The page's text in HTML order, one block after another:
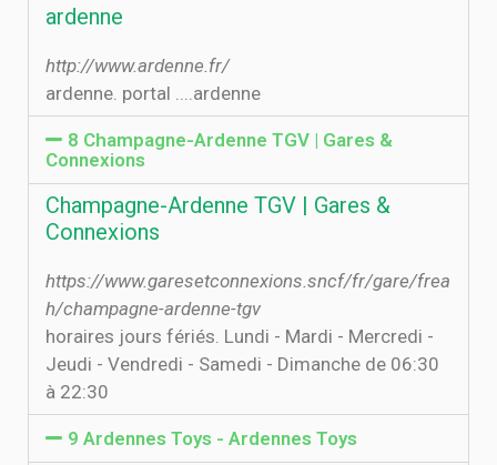
ardenne
http://www.ardenne.fr/
ardenne. portal ....ardenne
8 Champagne-Ardenne TGV | Gares &
Connexions
Champagne-Ardenne TGV | Gares &
Connexions
https://www.garesetconnexions.sncf/fr/gare/frea
h/champagne-ardenne-tgv
horaires jours fériés. Lundi - Mardi - Mercredi -
Jeudi - Vendredi - Samedi - Dimanche de 06:30
à 22:30
9 Ardennes Toys - Ardennes Toys